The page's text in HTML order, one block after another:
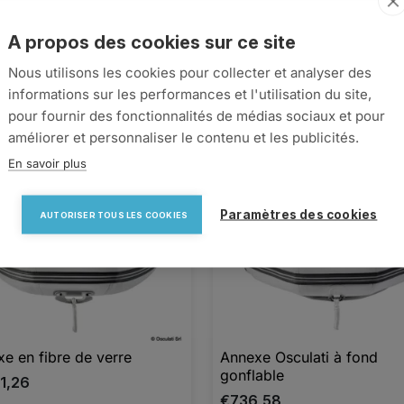
A propos des cookies sur ce site
Nous utilisons les cookies pour collecter et analyser des
informations sur les performances et l'utilisation du site,
pour fournir des fonctionnalités de médias sociaux et pour
améliorer et personnaliser le contenu et les publicités.
En savoir plus
AUTORISER TOUS LES COOKIES Paramètres des cookies
Voir détails 
favorite_border
favorite_border
 Aperçu rapide
en fibre de verre
 Aperçu rapide
Annexe Osculati à fond
gonflable